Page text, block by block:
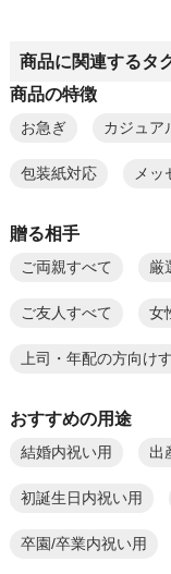
商品に関連するタ
商品の特徴
お急ぎ カジュア
包装紙対応 メッ
贈る相手
ご両親すべて 厳
ご友人すべて 女
上司・年配の方向け
おすすめの用途
結婚内祝い用 出
初誕生日内祝い用
卒園/卒業内祝い用